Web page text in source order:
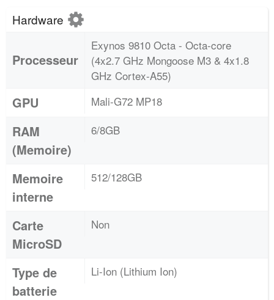
Hardware
Processeur
Exynos 9810 Octa - Octa-core
(4x2.7 GHz Mongoose M3 & 4x1.8
GHz Cortex-A55)
GPU Mali-G72 MP18
RAM
(Memoire)
6/8GB
Memoire
interne
512/128GB
Carte
MicroSD
Non
Type de
batterie
Li-Ion (Lithium Ion)